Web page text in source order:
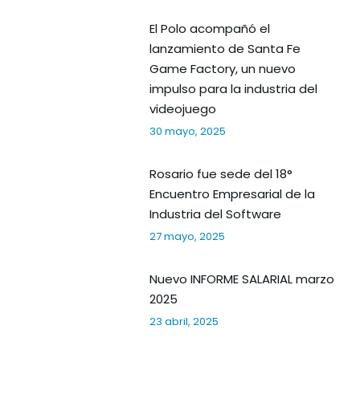
El Polo acompañó el
lanzamiento de Santa Fe
Game Factory, un nuevo
impulso para la industria del
videojuego
30 mayo, 2025
Rosario fue sede del 18°
Encuentro Empresarial de la
Industria del Software
27 mayo, 2025
Nuevo INFORME SALARIAL marzo
2025
23 abril, 2025